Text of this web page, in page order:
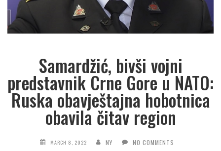
Samardžić, bivši vojni
predstavnik Crne Gore u NATO:
Ruska obavještajna hobotnica
obavila čitav region
MARCH 8, 2022 NY NO COMMENTS